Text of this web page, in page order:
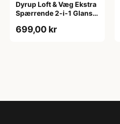
Dyrup Loft & Væg Ekstra
Spærrende 2-i-1 Glans 2
699,00 kr